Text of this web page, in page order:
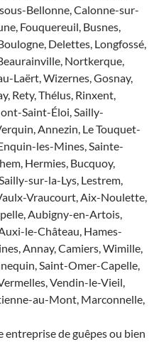
Bellonne, Calonne-sur-
Fouquereuil, Busnes,
Delettes, Longfossé,
Nortkerque,
Laërt, Wizernes, Gosnay,
Rety, Thélus, Rinxent,
Saint-Éloi, Sailly-
Annezin, Le Touquet-
les-Mines, Sainte-
Hermies, Bucquoy,
sur-la-Lys, Lestrem,
Vraucourt, Aix-Noulette,
Aubigny-en-Artois,
le-Château, Hames-
Annay, Camiers, Wimille,
Saint-Omer-Capelle,
Vendin-le-Vieil,
au-Mont, Marconnelle,
entreprise de guêpes ou bien